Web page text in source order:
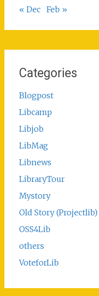
« Dec Feb »
Categories
Blogpost
Libcamp
Libjob
LibMag
Libnews
LibraryTour
Mystory
Old Story (Projectlib)
OSS4Lib
others
VoteforLib